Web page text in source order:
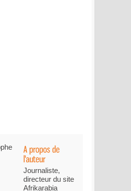
Journaliste,
directeur du site
Afrikarabia